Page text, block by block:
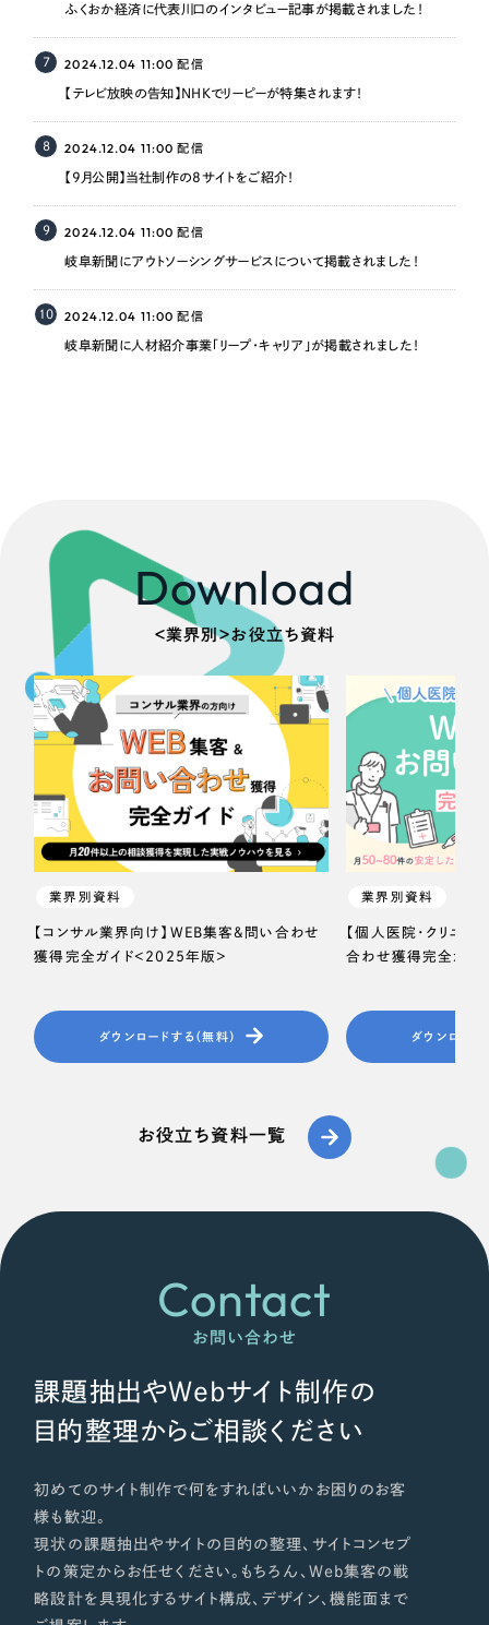
ふくおか経済に代表川口のインタビュー記事が掲載されました！
7 2024.12.04 11:00配信
【テレビ放映の告知】NHKでリーピーが特集されます！
8 2024.12.04 11:00配信
【9月公開】当社制作の8サイトをご紹介！
9 2024.12.04 11:00配信
岐阜新聞にアウトソーシングサービスについて掲載されました！
10 2024.12.04 11:00配信
岐阜新聞に人材紹介事業「リープ・キャリア」が掲載されました！
Download
＜業界別＞お役立ち資料
業界別資料
【コンサル業界向け】WEB集客＆問い合わせ
獲得完全ガイド＜2025年版＞
ダウンロードする（無料）
業界別資料
【個人医院・クリニッ
合わせ獲得完全ガイ
ダウンロード
お役立ち資料一覧
Contact
お問い合わせ
課題抽出やWebサイト制作の
目的整理からご相談ください
初めてのサイト制作で何をすればいいかお困りのお客
様も歓迎。
現状の課題抽出やサイトの目的の整理、サイトコンセプ
トの策定からお任せください。もちろん、Web集客の戦
略設計を具現化するサイト構成、デザイン、機能面まで